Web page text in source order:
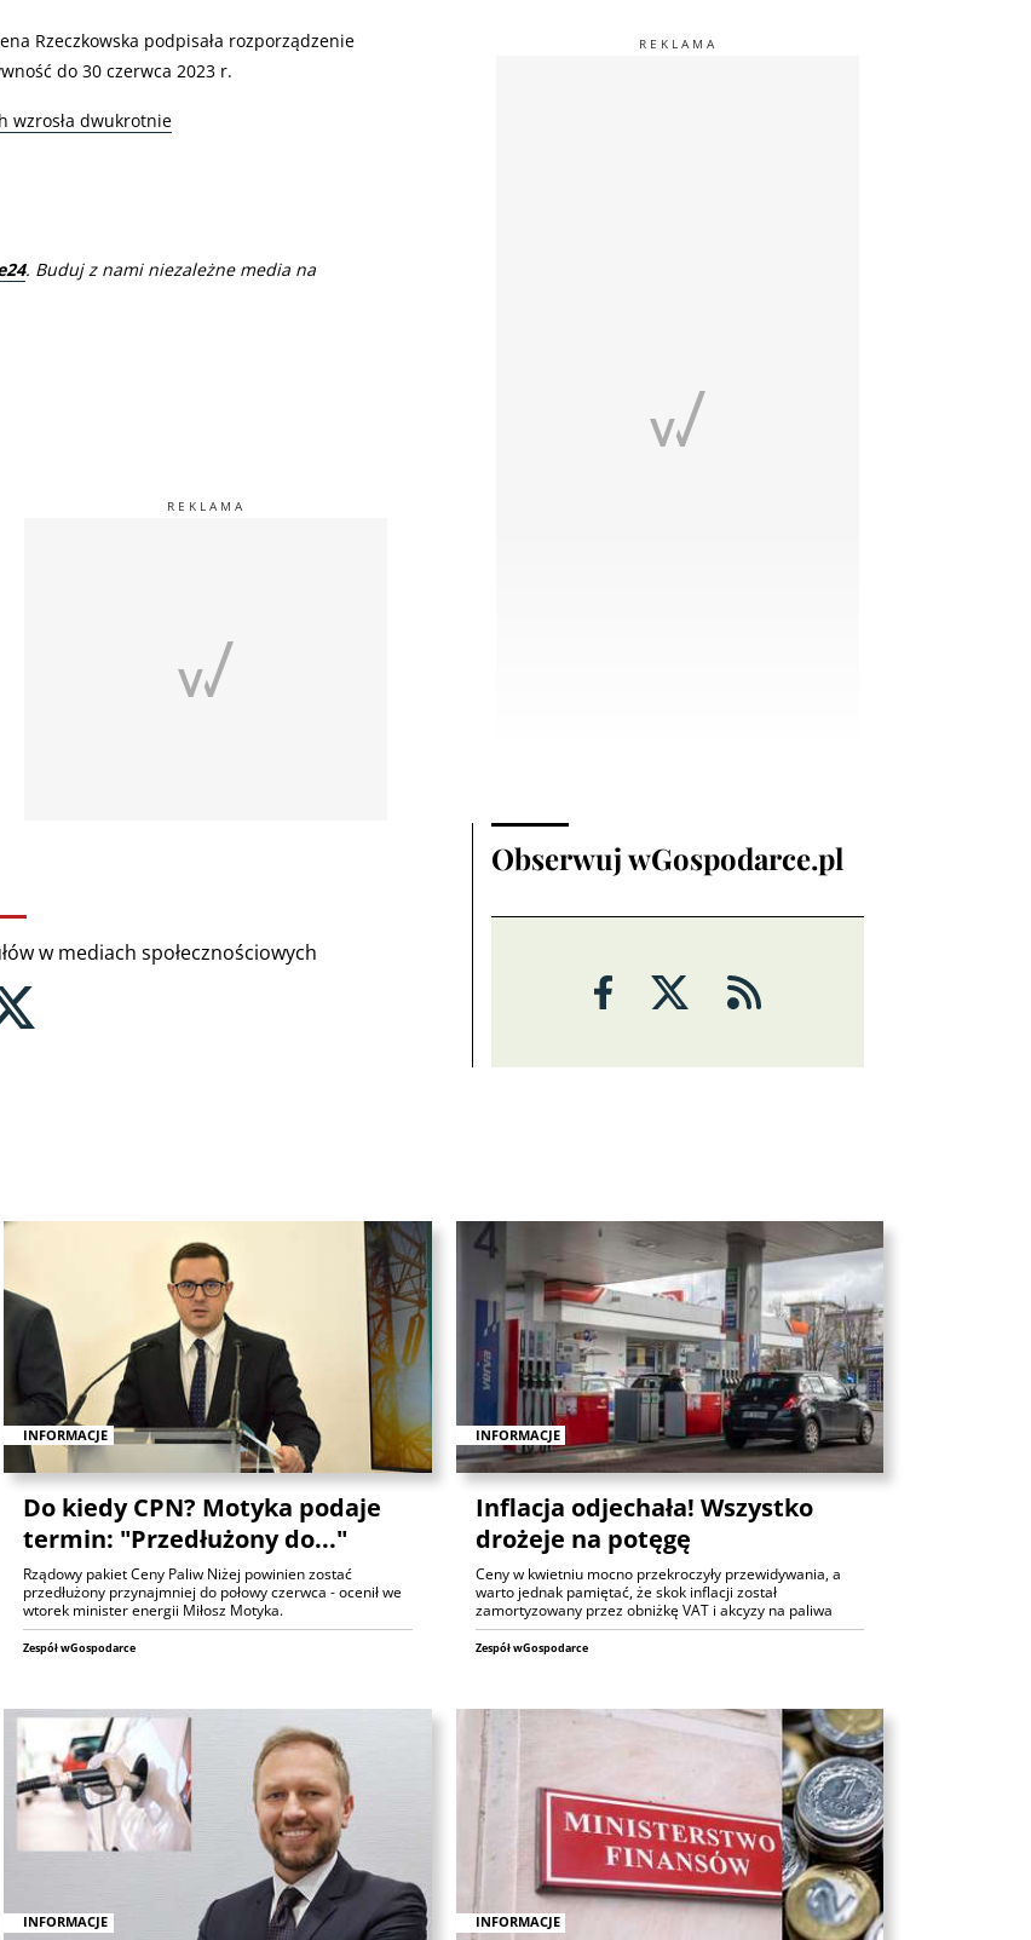
Rzeczkowska podpisała rozporządzenie
do 30 czerwca 2023 r.
wzrosła dwukrotnie
. Buduj z nami niezależne media na
w mediach społecznościowych
Opinie
Co nas czeka na rynkach
finansowych? Zalecana ostrożność
Polacy przejmują zagraniczne marki
Mariusz Staniszewski KOMENTARZ
Niemcy bankrutują i uciekają
Analizy
Czy rynek pracy w USA ma
problemy?
Maciej Przygórzewski 6 sierpnia 2026
ANALIZY
Ulga na rynkach: porozumienie
wokół Cieśniny Ormuz?
Michał Stajniak 6 sierpnia 2026
Obserwuj wGospodarce.pl
INFORMACJE
Do kiedy CPN? Motyka podaje
termin: "Przedłużony do..."
Rządowy pakiet Ceny Paliw Niżej powinien zostać
przedłużony przynajmniej do połowy czerwca - ocenił we
wtorek minister energii Miłosz Motyka.
Zespół wGospodarce
INFORMACJE
Inflacja odjechała! Wszystko
drożeje na potęgę
Ceny w kwietniu mocno przekroczyły przewidywania, a
warto jednak pamiętać, że skok inflacji został
zamortyzowany przez obniżkę VAT i akcyzy na paliwa
Zespół wGospodarce
INFORMACJE INFORMACJE